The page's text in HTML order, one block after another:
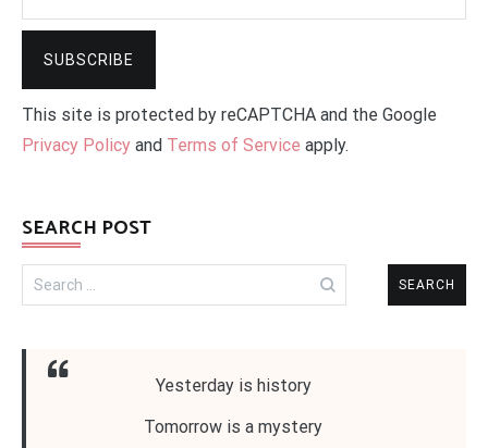
This site is protected by reCAPTCHA and the Google
Privacy Policy and Terms of Service apply.
SEARCH POST
for:
Yesterday is history
Tomorrow is a mystery